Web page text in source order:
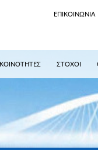
ΕΠΙΚΟΙΝΩΝΊΑ
ΚΟΙΝΟΤΗΤΕΣ ΣΤΟΧΟΙ